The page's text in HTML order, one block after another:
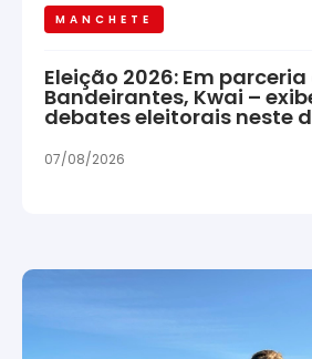
MANCHETE
Eleição 2026: Em
Bandeirantes, Kwai –
debates eleitorais neste
07/08/2026